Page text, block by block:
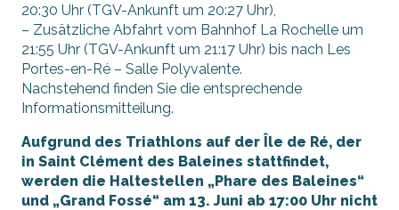
20:30 Uhr (TGV-Ankunft um 20:27 Uhr),
– Zusätzliche Abfahrt vom Bahnhof La Rochelle um
21:55 Uhr (TGV-Ankunft um 21:17 Uhr) bis nach Les
Portes-en-Ré – Salle Polyvalente.
Nachstehend finden Sie die entsprechende
Informationsmitteilung.
Aufgrund des Triathlons auf der Île de Ré, der
in Saint Clément des Baleines stattfindet,
werden die Haltestellen „Phare des Baleines“
und „Grand Fossé“ am 13. Juni ab 17:00 Uhr nicht